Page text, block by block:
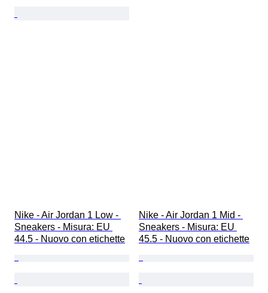
Nike - Air Jordan 1 Low -
Sneakers - Misura: EU
44.5 - Nuovo con etichette
Nike - Air Jordan 1 Mid -
Sneakers - Misura: EU
45.5 - Nuovo con etichette